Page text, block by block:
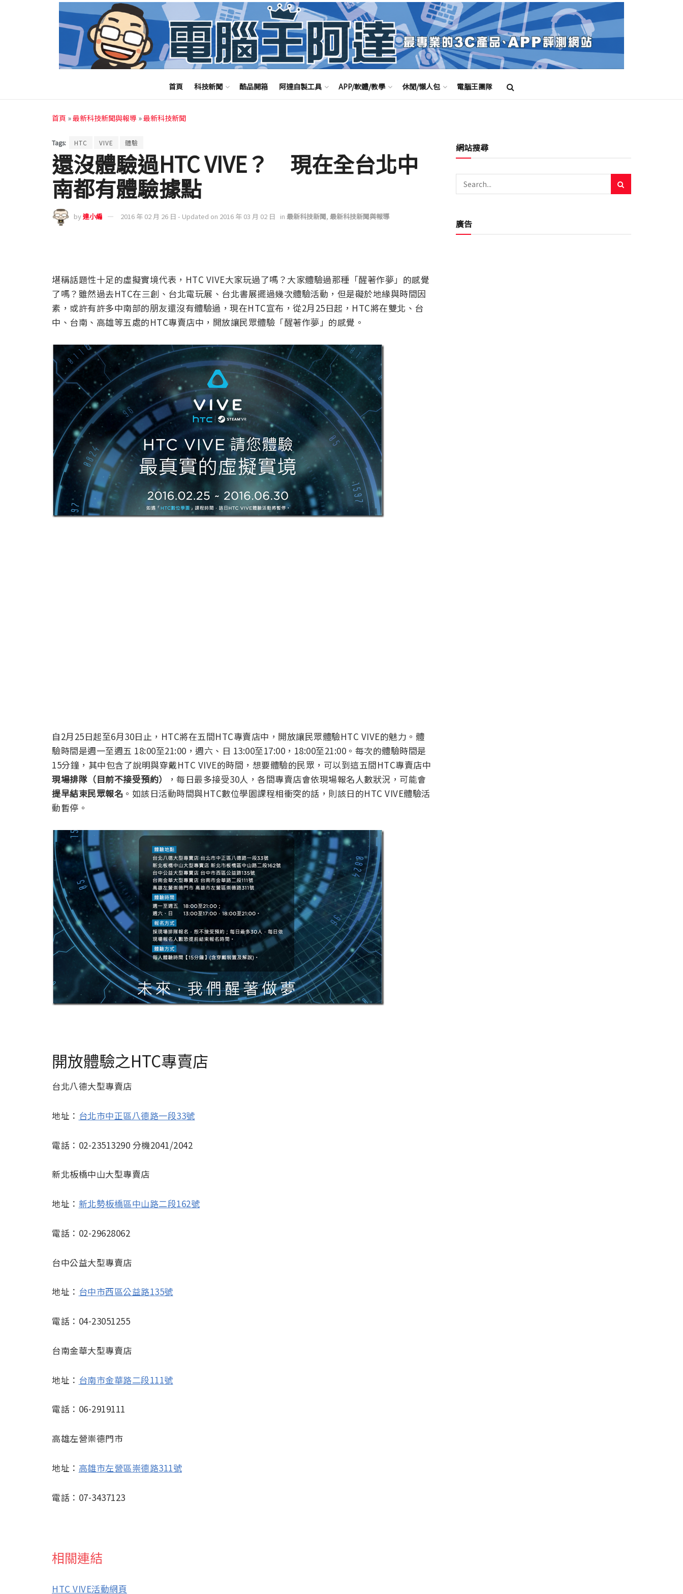
首頁 科技新聞 酷品開箱 阿達自製工具 APP/軟體/教學 休閒/懶人包 電腦王團隊
首頁 »最新科技新聞與報導 »最新科技新聞
Tags: HTC VIVE 體驗
還沒體驗過HTC VIVE？ 現在全台北中
南都有體驗據點
by達小編 2016 年 02 月 26 日 - Updated on 2016 年 03 月 02 日 in 最新科技新聞, 最新科技新聞與報導
堪稱話題性十足的虛擬實境代表，HTC VIVE大家玩過了嗎？大家體驗過那種「醒著作夢」的感覺
了嗎？雖然過去HTC在三創、台北電玩展、台北書展擺過幾次體驗活動，但是礙於地緣與時間因
素，或許有許多中南部的朋友還沒有體驗過，現在HTC宣布，從2月25日起，HTC將在雙北、台
中、台南、高雄等五處的HTC專賣店中，開放讓民眾體驗「醒著作夢」的感覺。
自2月25日起至6月30日止，HTC將在五間HTC專賣店中，開放讓民眾體驗HTC VIVE的魅力。體
驗時間是週一至週五 18:00至21:00，週六、日 13:00至17:00，18:00至21:00。每次的體驗時間是
15分鐘，其中包含了說明與穿戴HTC VIVE的時間，想要體驗的民眾，可以到這五間HTC專賣店中
現場排隊（目前不接受預約）
，每日最多接受30人，各間專賣店會依現場報名人數狀況，可能會
提早結束民眾報名 。如該日活動時間與HTC數位學園課程相衝突的話，則該日的HTC VIVE體驗活
動暫停。
開放體驗之HTC專賣店
台北八德大型專賣店
地址： 台北市中正區八德路一段33號
電話：02-23513290 分機2041/2042
新北板橋中山大型專賣店
地址： 新北勢板橋區中山路二段162號
電話：02-29628062
台中公益大型專賣店
地址： 台中市西區公益路135號
電話：04-23051255
台南金華大型專賣店
地址： 台南市金華路二段111號
電話：06-2919111
高雄左營崇德門市
地址： 高雄市左營區崇德路311號
電話：07-3437123
相關連結
HTC VIVE活動網頁
網站搜尋
廣告